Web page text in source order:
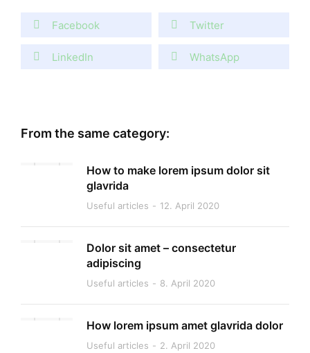
Facebook Twitter
LinkedIn WhatsApp
From the same category:
How to make lorem ipsum dolor sit
glavrida
Useful articles 12. April 2020
Dolor sit amet – consectetur
adipiscing
Useful articles 8. April 2020
How lorem ipsum amet glavrida dolor
Useful articles 2. April 2020